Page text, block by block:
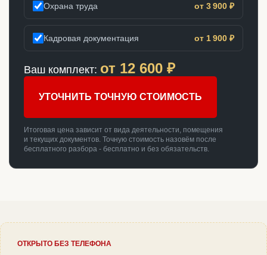
Охрана труда от 3 900 ₽
Кадровая документация от 1 900 ₽
Ваш комплект: от 12 600 ₽
УТОЧНИТЬ ТОЧНУЮ СТОИМОСТЬ
Итоговая цена зависит от вида деятельности, помещения
и текущих документов. Точную стоимость назовём после
бесплатного разбора - бесплатно и без обязательств.
ОТКРЫТО БЕЗ ТЕЛЕФОНА